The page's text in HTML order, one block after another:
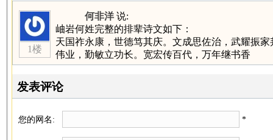
1楼
何非洋说:
岫岩何姓完整的排辈诗文如下：
天国祚永康，世德笃其庆。文成思佐治，武耀振
伟业，勤敏立功长。宽宏传百代，万年继书香
发表评论
您的网名: *